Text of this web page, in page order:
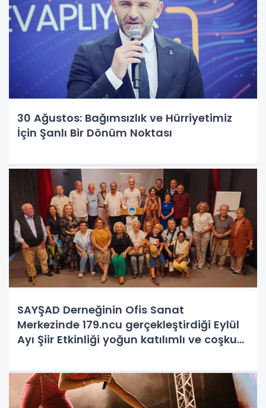
30 Ağustos: Bağımsızlık ve Hürriyetimiz
İçin Şanlı Bir Dönüm Noktası
SAYŞAD Derneğinin Ofis Sanat
Merkezinde 179.ncu gerçekleştirdiği Eylül
Ayı Şiir Etkinliği yoğun katılımlı ve coşku